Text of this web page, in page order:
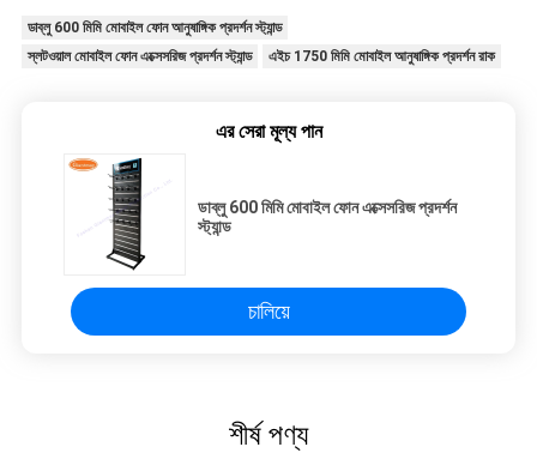
ডাব্লু 600 মিমি মোবাইল ফোন আনুষাঙ্গিক প্রদর্শন স্ট্যান্ড
স্লটওয়াল মোবাইল ফোন এক্সেসরিজ প্রদর্শন স্ট্যান্ড
এইচ 1750 মিমি মোবাইল আনুষাঙ্গিক প্রদর্শন রাক
এর সেরা মূল্য পান
ডাব্লু 600 মিমি মোবাইল ফোন এক্সেসরিজ প্রদর্শন
স্ট্যান্ড
চালিয়ে
শীর্ষ পণ্য